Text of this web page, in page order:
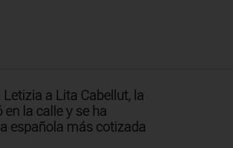
a Lita Cabellut, la
la calle y se ha
española más cotizada